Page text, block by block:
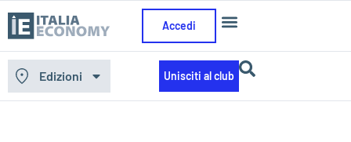
Accedi
Edizioni Unisciti al club